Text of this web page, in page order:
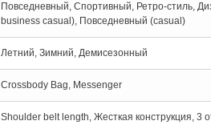
Повседневный, Спортивный, Ретро-стиль,
business casual), Повседневный (casual)
Летний, Зимний, Демисезонный
Crossbody Bag, Messenger
Shoulder belt length, Жесткая конструкция,